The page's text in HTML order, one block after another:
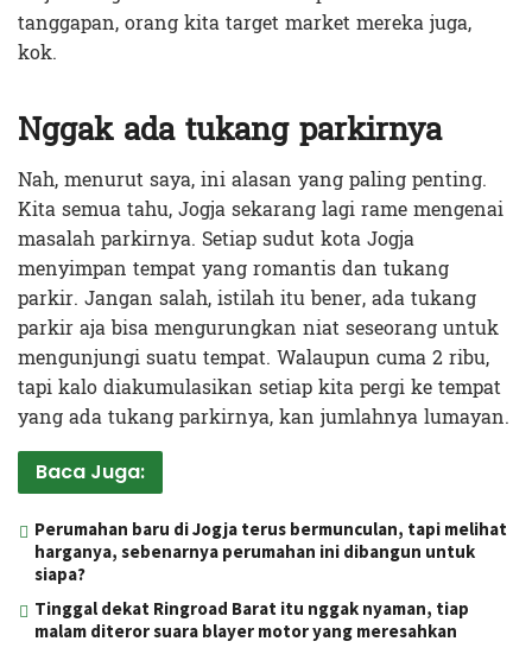
tanggapan, orang kita target market mereka juga,
kok.
Nggak ada tukang parkirnya
Nah, menurut saya, ini alasan yang paling penting.
Kita semua tahu, Jogja sekarang lagi rame mengenai
masalah parkirnya. Setiap sudut kota Jogja
menyimpan tempat yang romantis dan tukang
parkir. Jangan salah, istilah itu bener, ada tukang
parkir aja bisa mengurungkan niat seseorang untuk
mengunjungi suatu tempat. Walaupun cuma 2 ribu,
tapi kalo diakumulasikan setiap kita pergi ke tempat
yang ada tukang parkirnya, kan jumlahnya lumayan.
Baca Juga:
Perumahan baru di Jogja terus bermunculan, tapi melihat
harganya, sebenarnya perumahan ini dibangun untuk
siapa?
Tinggal dekat Ringroad Barat itu nggak nyaman, tiap
malam diteror suara blayer motor yang meresahkan